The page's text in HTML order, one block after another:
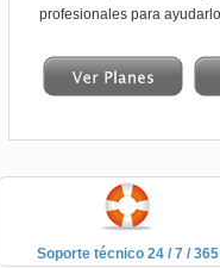
profesionales para
Soporte técnico 24 / 7 / 365